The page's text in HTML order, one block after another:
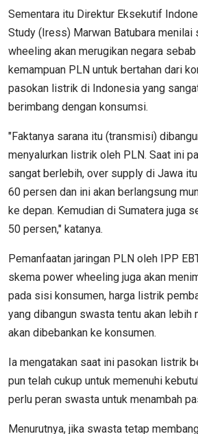
Sementara itu Direktur Eksekutif
Study (Iress) Marwan Batubara menilai
wheeling akan merugikan negara
kemampuan PLN untuk bertahan dari
pasokan listrik di Indonesia yang
berimbang dengan konsumsi.
"Faktanya sarana itu (transmisi)
menyalurkan listrik oleh PLN. Saat ini
sangat berlebih, over supply di Jawa
60 persen dan ini akan berlangsung
ke depan. Kemudian di Sumatera juga
50 persen," katanya.
Pemanfaatan jaringan PLN oleh IPP
skema power wheeling juga akan
pada sisi konsumen, harga listrik
yang dibangun swasta tentu akan lebih
akan dibebankan ke konsumen.
Ia mengatakan saat ini pasokan listrik
pun telah cukup untuk memenuhi
perlu peran swasta untuk menambah
Menurutnya, jika swasta tetap